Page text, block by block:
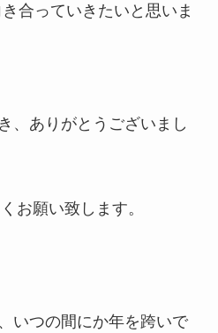
合っていきたいと思いま
、ありがとうございまし
お願い致します。
いつの間にか年を跨いで